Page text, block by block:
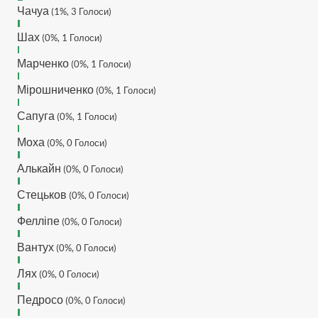
обмеження кинув в ТГ
Makiavelli :Бачу чат знову
слів нема....все йде до
Hatsyk:Makiavelli, вітаємо
на сайті. Вірю що чат і сайт
загалом буде ще
активніший з часом)
Мельниченко я думаю це
трансляцію товарняка з
https://www.youtube.com/live/Qb1ebGeOfZ8?
Чачуа (1%, 3 Голоси)
Шах (0%, 1 Голоси)
Марченко (0%, 1 Голоси)
Мірошниченко (0%, 1 Голоси)
Сапуга (0%, 1 Голоси)
Моха (0%, 0 Голоси)
Алькайн (0%, 0 Голоси)
Стецьков (0%, 0 Голоси)
Фелліпе (0%, 0 Голоси)
Вантух (0%, 0 Голоси)
Лях (0%, 0 Голоси)
Педросо (0%, 0 Голоси)